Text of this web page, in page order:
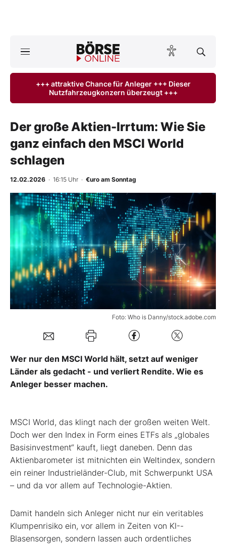
Anlageprodukte
Finanz-Check
Abo & Shop
BO-Musterdepots
Experten
Mein B:O
Mein Konto
Folgen Sie uns
+++ attraktive Chance für Anleger +++ Dieser
Nutzfahrzeugkonzern überzeugt +++
Der große Aktien-Irrtum: Wie Sie
ganz einfach den MSCI World
schlagen
12.02.2026 · 16:15 Uhr · €uro am Sonntag
Foto: Who is Danny/stock.adobe.com
Wer nur den MSCI World hält, setzt auf weniger
Länder als gedacht - und verliert Rendite. Wie es
Anleger besser machen.
MSCI World, das klingt nach der großen weiten Welt.
Doch wer den Index in Form eines ETFs als „globales
Basisinvestment“ kauft, liegt daneben. Denn das
Aktienbarometer ist mitnichten ein Weltindex, sondern
ein reiner Industrieländer-Club, mit Schwerpunkt USA
– und da vor allem auf Technologie-Aktien.
Damit handeln sich Anleger nicht nur ein veritables
Klumpenrisiko ein, vor allem in Zeiten von KI-­
Blasensorgen, sondern lassen auch ordentliches